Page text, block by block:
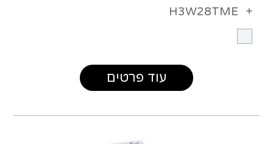
H3W28TME
עוד פרטים